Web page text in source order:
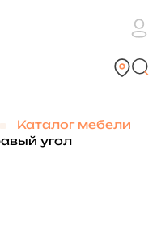
Каталог мебели
угол